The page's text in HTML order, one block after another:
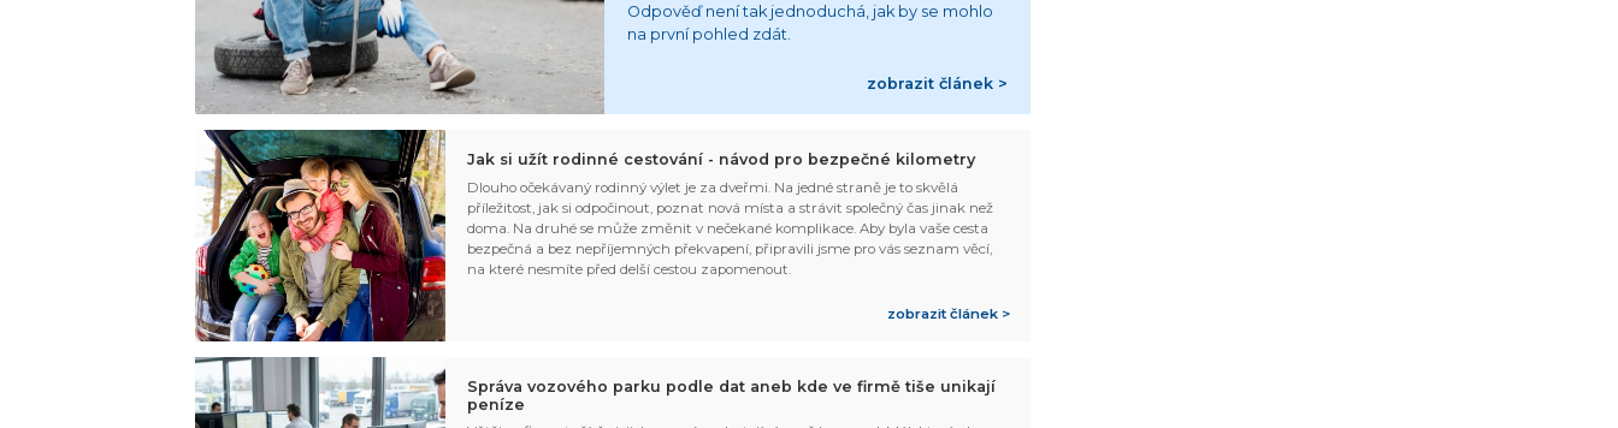
Odpověď není tak jednoduchá, jak by se mohlo
na první pohled zdát.
zobrazit článek >
Jak si užít rodinné cestování - návod pro bezpečné kilometry
Dlouho očekávaný rodinný výlet je za dveřmi. Na jedné straně je to skvělá
příležitost, jak si odpočinout, poznat nová místa a strávit společný čas jinak než
doma. Na druhé se může změnit v nečekané komplikace. Aby byla vaše cesta
bezpečná a bez nepříjemných překvapení, připravili jsme pro vás seznam věcí,
na které nesmíte před delší cestou zapomenout.
zobrazit článek >
Správa vozového parku podle dat aneb kde ve firmě tiše unikají
peníze